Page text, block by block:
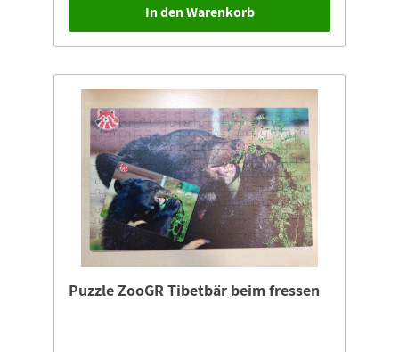
In den Warenkorb
Puzzle ZooGR Tibetbär beim fressen